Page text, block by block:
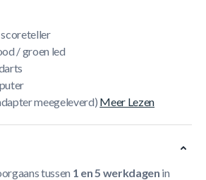
/ groen led
meegeleverd) Meer Lezen
tussen 1 en 5 werkdagen in